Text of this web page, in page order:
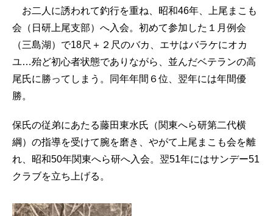
お二人に誘われて釣行を重ね、昭和46年、上尾まこも
会（日研上尾支部）へ入会。初めて参加した１月例会
（三島湖）で18尺＋２尺のバカ、エサはバラケにオカ
ユ…殆ど初心者状態でありながら、並んだベテランの高
尾氏に勝ってしまう。同年年間６位、翌年には年間優
勝。
保氏の従弟にあたる藤田東水氏（関東へら研第二代横
綱）の指導を受けて腕を磨き、やがて上尾まこも会を離
れ、昭和50年関東へら研へ入会。翌51年にはサンデー51
クラブを立ち上げる。